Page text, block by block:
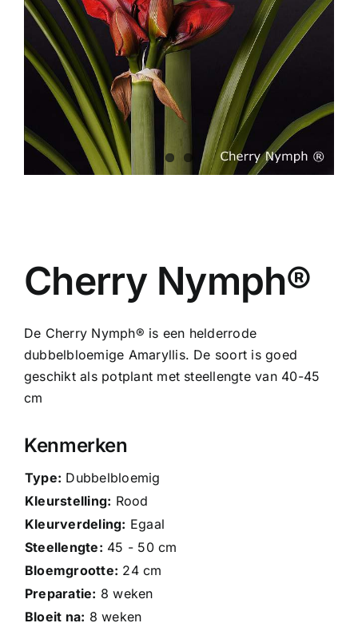
Cherry Nymph®
De Cherry Nymph® is een helderrode
dubbelbloemige Amaryllis. De soort is goed
geschikt als potplant met steellengte van 40-45
cm
Kenmerken
Type: Dubbelbloemig
Kleurstelling: Rood
Kleurverdeling: Egaal
Steellengte: 45 - 50 cm
Bloemgrootte: 24 cm
Preparatie: 8 weken
Bloeit na: 8 weken